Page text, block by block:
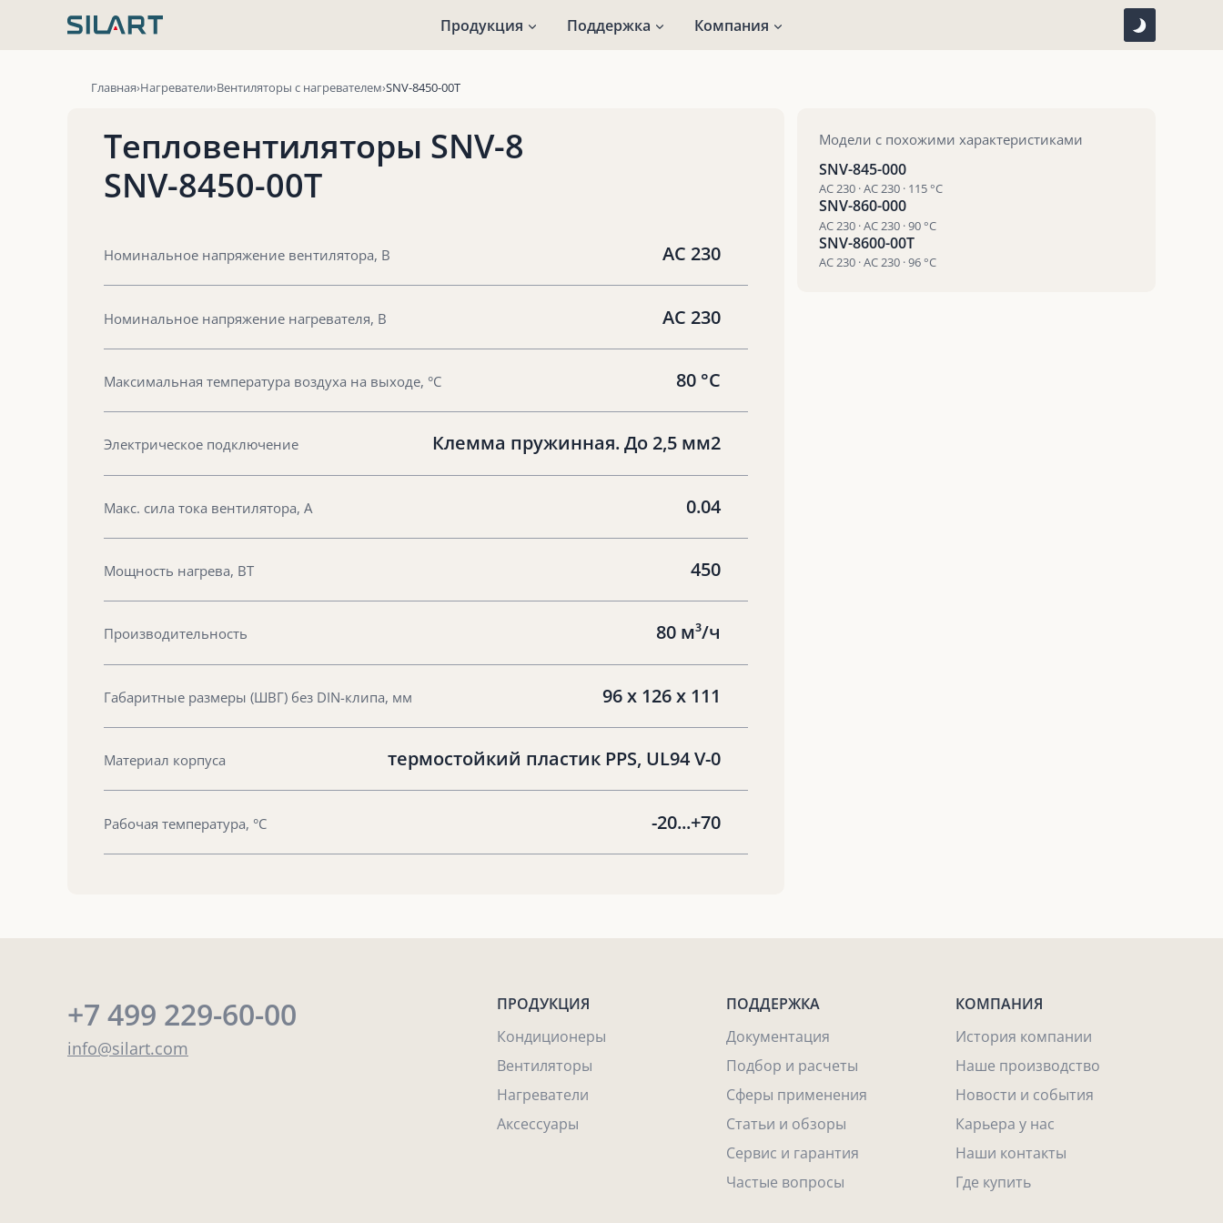
Продукция Поддержка Компания
Главная Нагреватели Вентиляторы с нагревателем SNV-8450-00T
Тепловентиляторы SNV-8
SNV-8450-00T
Номинальное напряжение вентилятора, В AC 230
Номинальное напряжение нагревателя, В AC 230
Максимальная температура воздуха на выходе, °С 80 °С
Электрическое подключение Клемма пружинная. До 2,5 мм2
Макс. сила тока вентилятора, А 0.04
Мощность нагрева, ВТ 450
Производительность 80 м³/ч
Габаритные размеры (ШВГ) без DIN-клипа, мм 96 х 126 х 111
Материал корпуса термостойкий пластик PPS, UL94 V-0
Рабочая температура, °С -20...+70
Модели с похожими характеристиками
SNV-845-000
AC 230 · AC 230 · 115 °С
SNV-860-000
AC 230 · AC 230 · 90 °С
SNV-8600-00T
AC 230 · AC 230 · 96 °С
+7 499 229-60-00
info@silart.com
ПРОДУКЦИЯ
Кондиционеры
Вентиляторы
Нагреватели
Аксессуары
ПОДДЕРЖКА
Документация
Подбор и расчеты
Сферы применения
Статьи и обзоры
Сервис и гарантия
Частые вопросы
КОМПАНИЯ
История компании
Наше производство
Новости и события
Карьера у нас
Наши контакты
Где купить